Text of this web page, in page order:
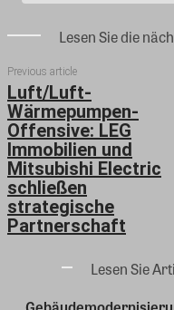
Lesen Sie die
Previous article
Luft/Luft-
Wärmepumpen-
Offensive: LEG
Immobilien und
Mitsubishi Electric
schließen
strategische
Partnerschaft
Lesen Sie